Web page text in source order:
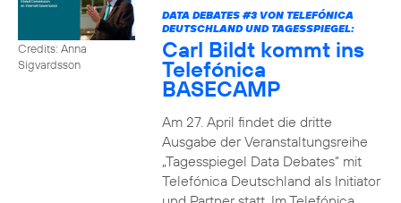
Credits: Anna
Sigvardsson
DATA DEBATES #3VON TELEFÓNICA
DEUTSCHLAND UND TAGESSPIEGEL:
Carl Bildt kommt ins
Telefónica
BASECAMP
Am 27. April findet die dritte
Ausgabe der Veranstaltungsreihe
„Tagesspiegel Data Debates“ mit
Telefónica Deutschland als Initiator